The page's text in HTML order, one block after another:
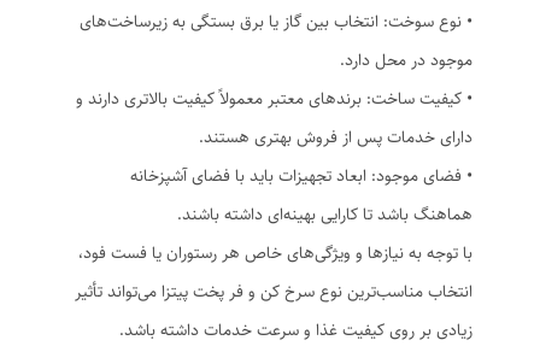
• نوع سوخت: انتخاب بین گاز یا برق بستگی به زیرساخت‌های
موجود در محل دارد.
• کیفیت ساخت: برندهای معتبر معمولاً کیفیت بالاتری دارند و
دارای خدمات پس از فروش بهتری هستند.
• فضای موجود: ابعاد تجهیزات باید با فضای آشپزخانه
هماهنگ باشد تا کارایی بهینه‌ای داشته باشند.
با توجه به نیازها و ویژگی‌های خاص هر رستوران یا فست فود،
انتخاب مناسب‌ترین نوع سرخ کن و فر پخت پیتزا می‌تواند تأثیر
زیادی بر روی کیفیت غذا و سرعت خدمات داشته باشد.